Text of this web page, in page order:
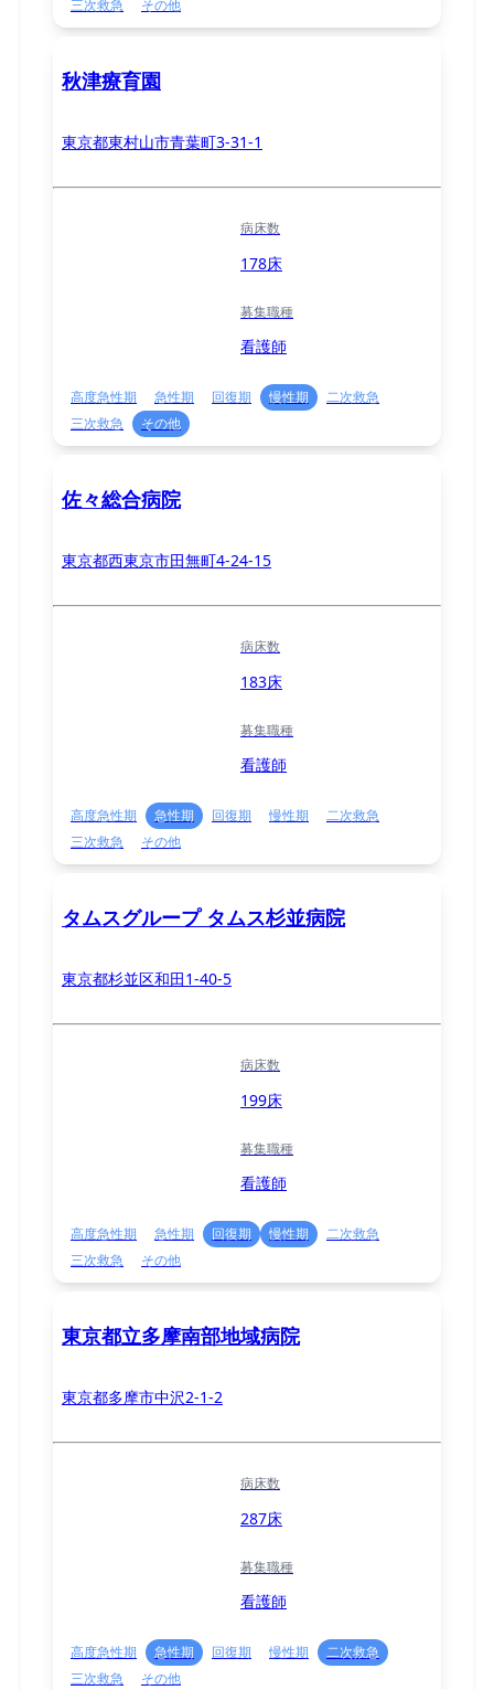
三次救急 その他
秋津療育園
東京都東村山市青葉町3-31-1
病床数
178床
募集職種
看護師
高度急性期 急性期 回復期 慢性期
二次救急
三次救急
その他
佐々総合病院
東京都西東京市田無町4-24-15
病床数
183床
募集職種
看護師
高度急性期 急性期 回復期 慢性期
二次救急
三次救急
その他
タムスグループ タムス杉並病院
東京都杉並区和田1-40-5
病床数
199床
募集職種
看護師
高度急性期 急性期 回復期 慢性期
二次救急
三次救急
その他
東京都立多摩南部地域病院
東京都多摩市中沢2-1-2
病床数
287床
募集職種
看護師
高度急性期 急性期 回復期 慢性期
二次救急
三次救急
その他